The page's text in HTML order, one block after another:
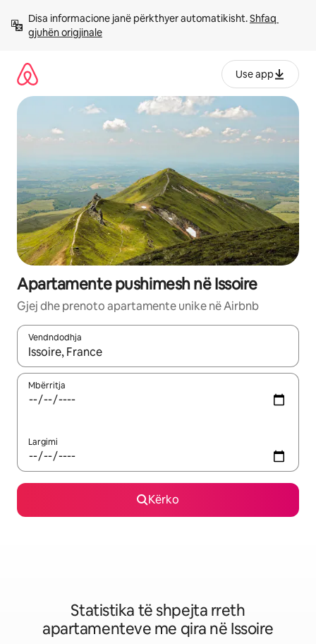
përmbajtja
Disa informacione janë përkthyer automatikisht. Shfaq
gjuhën origjinale
Use app
Apartamente pushimesh në Issoire
Gjej dhe prenoto apartamente unike në Airbnb
Vendndodhja
Kur rezultatet të jenë të disponueshme, lëviz me butonat e
Mbërritja
Largimi
Kërko
Statistika të shpejta rreth
apartamenteve me qira në Issoire